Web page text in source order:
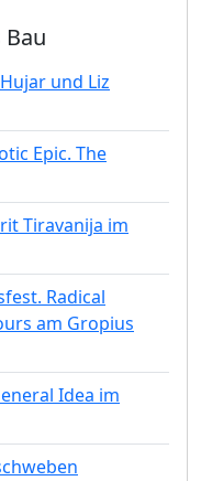
und Liz
Epic. The
Tiravanija im
Radical
am Gropius
Idea im